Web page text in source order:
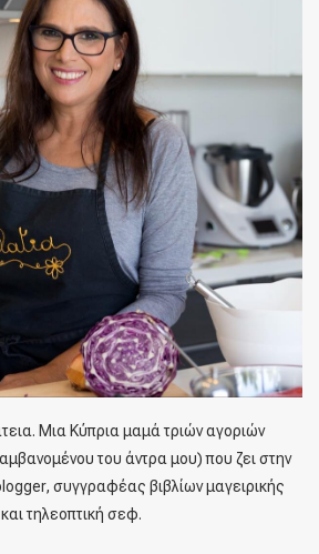
Μια Κύπρια μαμά τριών αγοριών
του άντρα μου) που ζει στην
συγγραφέας βιβλίων μαγειρικής
και τηλεοπτική σεφ.